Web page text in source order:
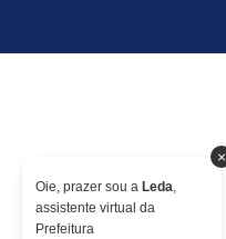
×
Oie, prazer sou a Leda,
assistente virtual da
Prefeitura